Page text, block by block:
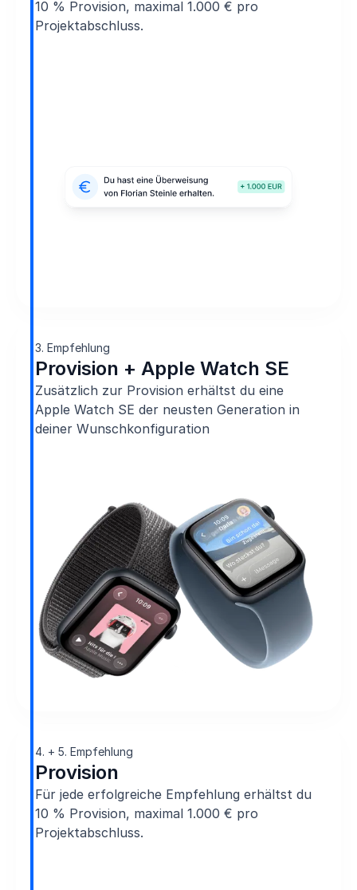
10 % Provision, maximal 1.000 € pro
Projektabschluss.
3. Empfehlung
Provision + Apple Watch SE
Zusätzlich zur Provision erhältst du eine
Apple Watch SE der neusten Generation in
deiner Wunschkonfiguration
4. + 5. Empfehlung
Provision
Für jede erfolgreiche Empfehlung erhältst du
10 % Provision, maximal 1.000 € pro
Projektabschluss.